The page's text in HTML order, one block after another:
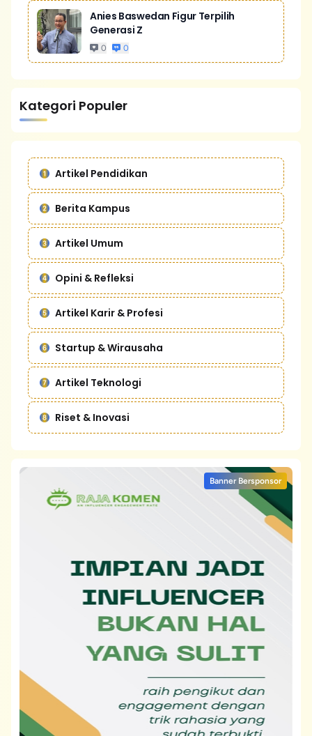
Anies Baswedan Figur Terpilih
Generasi Z
0 0
Kategori Populer
Artikel Pendidikan
Berita Kampus
Artikel Umum
Opini & Refleksi
Artikel Karir & Profesi
Startup & Wirausaha
Artikel Teknologi
Riset & Inovasi
Banner Bersponsor